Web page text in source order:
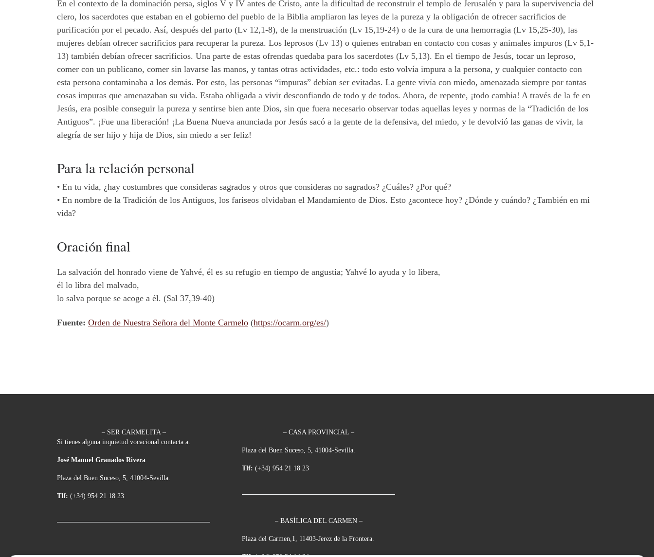
En el contexto de la dominación persa, siglos V y IV antes de Cristo, ante la dificultad de reconstruir el templo de Jerusalén y para la supervivencia del
clero, los sacerdotes que estaban en el gobierno del pueblo de la Biblia ampliaron las leyes de la pureza y la obligación de ofrecer sacrificios de
purificación por el pecado. Así, después del parto (Lv 12,1-8), de la menstruación (Lv 15,19-24) o de la cura de una hemorragia (Lv 15,25-30), las
mujeres debían ofrecer sacrificios para recuperar la pureza. Los leprosos (Lv 13) o quienes entraban en contacto con cosas y animales impuros (Lv 5,1-
13) también debían ofrecer sacrificios. Una parte de estas ofrendas quedaba para los sacerdotes (Lv 5,13). En el tiempo de Jesús, tocar un leproso,
comer con un publicano, comer sin lavarse las manos, y tantas otras actividades, etc.: todo esto volvía impura a la persona, y cualquier contacto con
esta persona contaminaba a los demás. Por esto, las personas “impuras” debían ser evitadas. La gente vivía con miedo, amenazada siempre por tantas
cosas impuras que amenazaban su vida. Estaba obligada a vivir desconfiando de todo y de todos. Ahora, de repente, ¡todo cambia! A través de la fe en
Jesús, era posible conseguir la pureza y sentirse bien ante Dios, sin que fuera necesario observar todas aquellas leyes y normas de la “Tradición de los
Antiguos”. ¡Fue una liberación! ¡La Buena Nueva anunciada por Jesús sacó a la gente de la defensiva, del miedo, y le devolvió las ganas de vivir, la
alegría de ser hijo y hija de Dios, sin miedo a ser feliz!
Para la relación personal
• En tu vida, ¿hay costumbres que consideras sagrados y otros que consideras no sagrados? ¿Cuáles? ¿Por qué?
• En nombre de la Tradición de los Antiguos, los fariseos olvidaban el Mandamiento de Dios. Esto ¿acontece hoy? ¿Dónde y cuándo? ¿También en mi
vida?
Oración final
La salvación del honrado viene de Yahvé, él es su refugio en tiempo de angustia; Yahvé lo ayuda y lo libera,
él lo libra del malvado,
lo salva porque se acoge a él. (Sal 37,39-40)
Fuente: Orden de Nuestra Señora del Monte Carmelo (https://ocarm.org/es/)
– SER CARMELITA –
Si tienes alguna inquietud vocacional contacta a:
José Manuel Granados Rivera
Plaza del Buen Suceso, 5, 41004-Sevilla.
Tlf: (+34) 954 21 18 23
– CASA PROVINCIAL –
Plaza del Buen Suceso, 5, 41004-Sevilla.
Tlf: (+34) 954 21 18 23
– BASÍLICA DEL CARMEN –
Plaza del Carmen,1, 11403-Jerez de la Frontera.